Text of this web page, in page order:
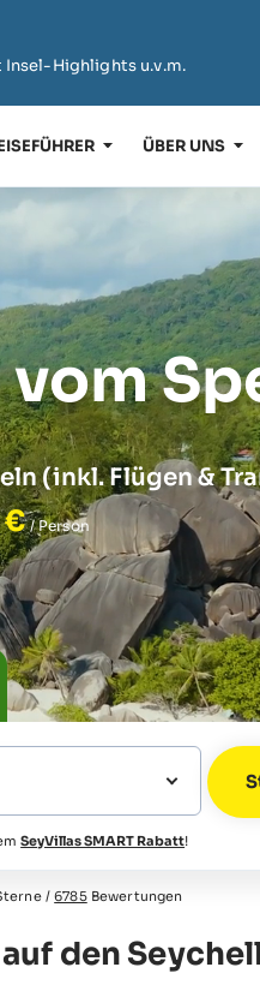
Insel-Highlights u.v.m.
ÜBER UNS
(inkl. Flügen &
€ / Person
SeyVillas SMART Rabatt!
/6785Bewertungen
den